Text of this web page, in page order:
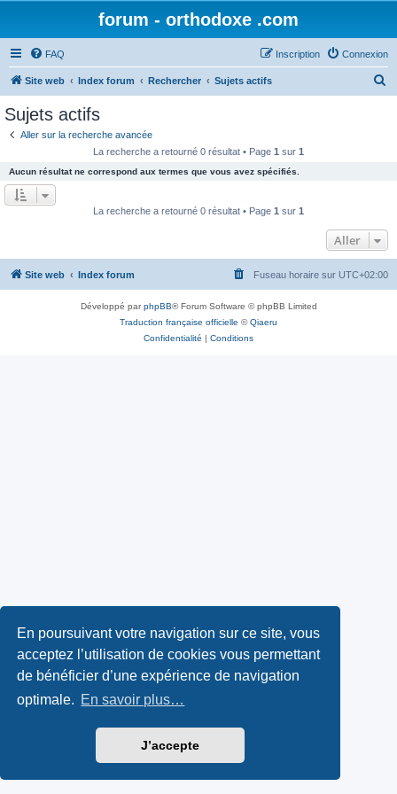
En poursuivant votre navigation sur ce site, vous
acceptez l’utilisation de cookies vous permettant
de bénéficier d’une expérience de navigation
optimale. En savoir plus…
J’accepte
forum - orthodoxe .com
FAQ Connexion
Inscription
Site web Index forum Rechercher Sujets actifs
e
r
Sujets actifs
Aller sur la recherche avancée
La recherche a retourné 0 résultat • Page 1 sur 1
Aucun résultat ne correspond aux termes que vous avez spécifiés.
La recherche a retourné 0 résultat • Page 1 sur 1
Aller
Site web Index forum Fuseau horaire sur UTC+02:00
Développé parphpBB® Forum Software © phpBB Limited
Traduction française officielle ©Qiaeru
Confidentialité | Conditions